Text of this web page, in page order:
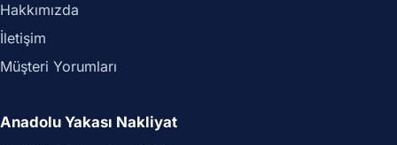
Hakkımızda
İletişim
Müşteri Yorumları
Anadolu Yakası Nakliyat